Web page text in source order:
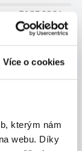
Více o cookies
kterým nám
webu. Díky
31.07.2026
práce)